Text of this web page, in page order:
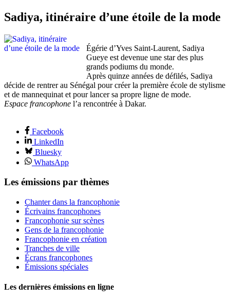
Sadiya, itinéraire d’une étoile de la mode
Égérie d’Yves Saint-Laurent, Sadiya
Gueye est devenue une star des plus
grands podiums du monde.
Après quinze années de défilés, Sadiya
décide de rentrer au Sénégal pour créer la première école de stylisme
et de mannequinat et pour lancer sa propre ligne de mode.
Espace francophone l’a rencontrée à Dakar.
Facebook
LinkedIn
Bluesky
WhatsApp
Les émissions par thèmes
Chanter dans la francophonie
Écrivains francophones
Francophonie sur scènes
Gens de la francophonie
Francophonie en création
Tranches de ville
Écrans francophones
Émissions spéciales
Les dernières émissions en ligne